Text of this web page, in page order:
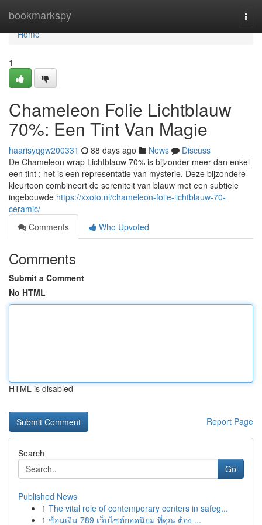
bookmarkspy
Home
Home
1
Chameleon Folie Lichtblauw
70%: Een Tint Van Magie
haarisyqgw200331 88 days ago News
Discuss
De Chameleon wrap Lichtblauw 70% is bijzonder meer dan enkel
een tint ; het is een representatie van mysterie. Deze bijzondere
kleurtoon combineert de sereniteit van blauw met een subtiele
ingebouwde https://xxoto.nl/chameleon-folie-lichtblauw-70-
ceramic/
Comments
Who Upvoted
Comments
Submit a Comment
No HTML
HTML is disabled
Report Page
Search
Go
Published News
1 The vital role of contemporary centers in safeg...
1 ช้อนเงิน 789 เว็บไซต์ยอดนิยม ที่คุณ ต้อง ...